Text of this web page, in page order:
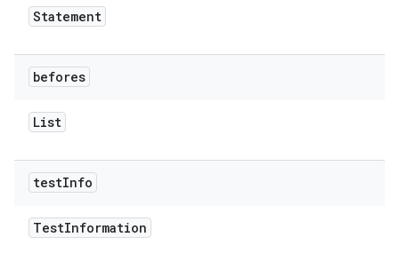
Statement
befores
List
testInfo
TestInformation